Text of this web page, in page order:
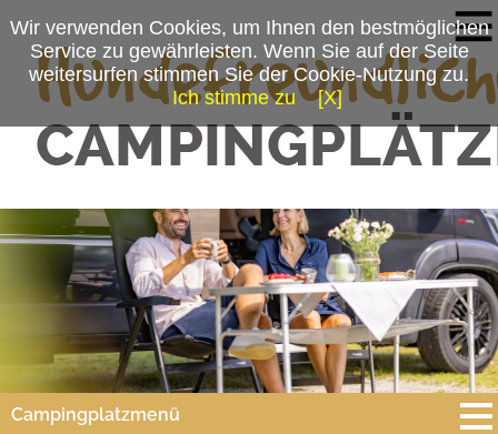
Campingplatzmenü
Wir verwenden Cookies, um Ihnen den bestmöglichen
Service zu gewährleisten. Wenn Sie auf der Seite
weitersurfen stimmen Sie der Cookie-Nutzung zu.
Ich stimme zu
[X]